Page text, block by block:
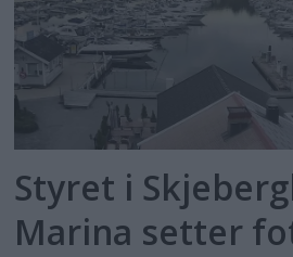
Styret i
Marina setter